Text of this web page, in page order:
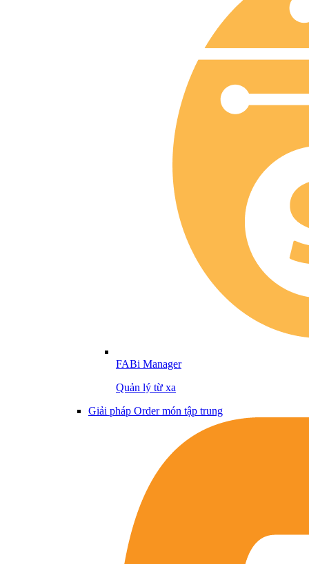
FABi Manager
Quản lý từ xa
Giải pháp Order món tập trung